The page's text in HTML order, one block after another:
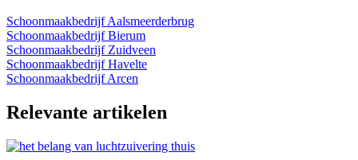
Schoonmaakbedrijf Aalsmeerderbrug
Schoonmaakbedrijf Bierum
Schoonmaakbedrijf Zuidveen
Schoonmaakbedrijf Havelte
Schoonmaakbedrijf Arcen
Relevante artikelen